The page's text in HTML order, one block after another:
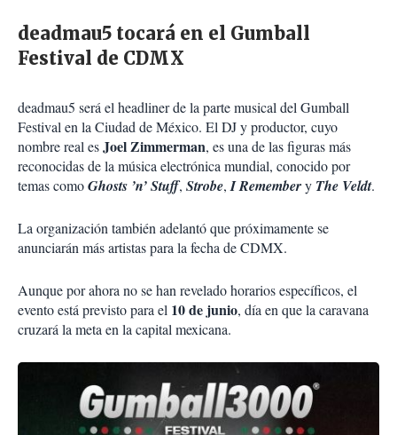
deadmau5 tocará en el Gumball
Festival de CDMX
deadmau5 será el headliner de la parte musical del Gumball
Festival en la Ciudad de México. El DJ y productor, cuyo
nombre real esJoel Zimmerman, es una de las figuras más
reconocidas de la música electrónica mundial, conocido por
temas comoGhosts ’n’ Stuff, Strobe,I Remembery The Veldt.
La organización también adelantó que próximamente se
anunciarán más artistas para la fecha de CDMX.
Aunque por ahora no se han revelado horarios específicos, el
evento está previsto para el 10 de junio, día en que la caravana
cruzará la meta en la capital mexicana.